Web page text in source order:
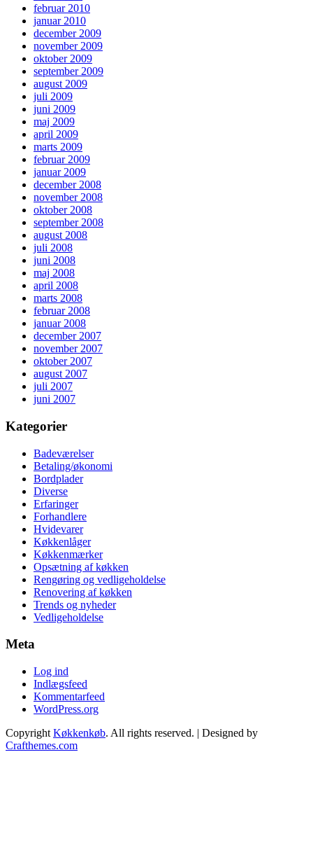
februar 2010
januar 2010
december 2009
november 2009
oktober 2009
september 2009
august 2009
juli 2009
juni 2009
maj 2009
april 2009
marts 2009
februar 2009
januar 2009
december 2008
november 2008
oktober 2008
september 2008
august 2008
juli 2008
juni 2008
maj 2008
april 2008
marts 2008
februar 2008
januar 2008
december 2007
november 2007
oktober 2007
august 2007
juli 2007
juni 2007
Kategorier
Badeværelser
Betaling/økonomi
Bordplader
Diverse
Erfaringer
Forhandlere
Hvidevarer
Køkkenlåger
Køkkenmærker
Opsætning af køkken
Rengøring og vedligeholdelse
Renovering af køkken
Trends og nyheder
Vedligeholdelse
Meta
Log ind
Indlægsfeed
Kommentarfeed
WordPress.org
Copyright Køkkenkøb. All rights reserved. | Designed by
Crafthemes.com